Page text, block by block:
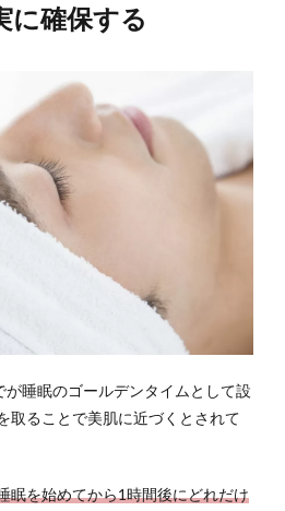
に確保する
睡眠のゴールデンタイムとして設
取ることで美肌に近づくとされて
眠を始めてから1時間後にどれだけ